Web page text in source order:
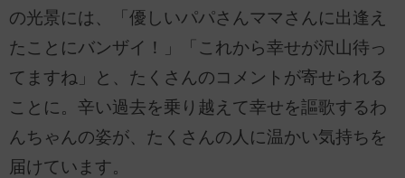
の光景には、「優しいパパさんママさんに出逢え
たことにバンザイ！」「これから幸せが沢山待っ
てますね」と、たくさんのコメントが寄せられる
ことに。辛い過去を乗り越えて幸せを謳歌するわ
んちゃんの姿が、たくさんの人に温かい気持ちを
届けています。